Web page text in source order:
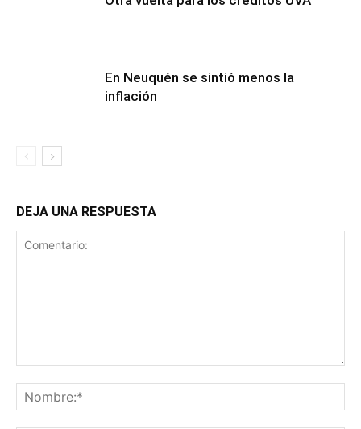
En Neuquén se sintió menos la
inflación
DEJA UNA RESPUESTA